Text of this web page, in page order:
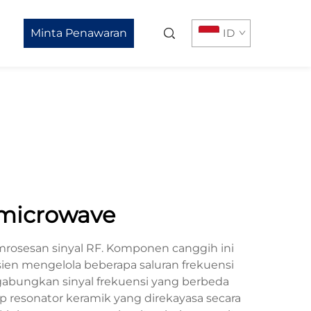
Minta Penawaran ID
sinyal RF. Komponen canggih ini
mengelola beberapa saluran frekuensi
sinyal frekuensi yang berbeda
keramik yang direkayasa secara